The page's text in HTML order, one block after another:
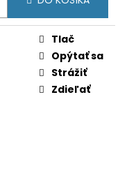
Tlač
Opýtať sa
Strážiť
Zdieľať